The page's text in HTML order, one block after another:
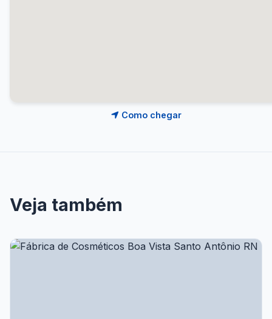
Como chegar
Veja também